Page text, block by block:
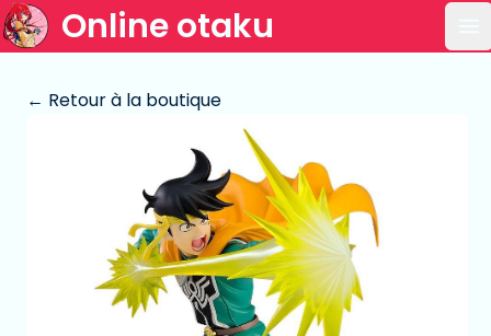
Online otaku
← Retour à la boutique